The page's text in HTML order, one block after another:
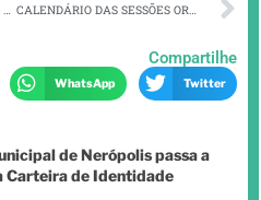
CALENDÁRIO DAS SESSÕES ORDINÁRIAS DO MÊS DE SETEMBRO.
Compartilhe
WhatsApp Twitter
de Nerópolis passa a
Carteira de Identidade